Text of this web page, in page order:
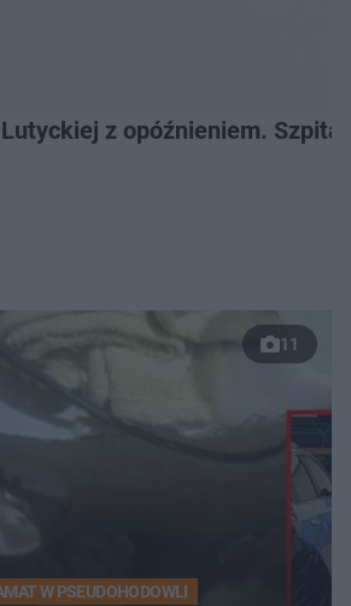
z opóźnieniem.
11
W PSEUDOHODOWLI